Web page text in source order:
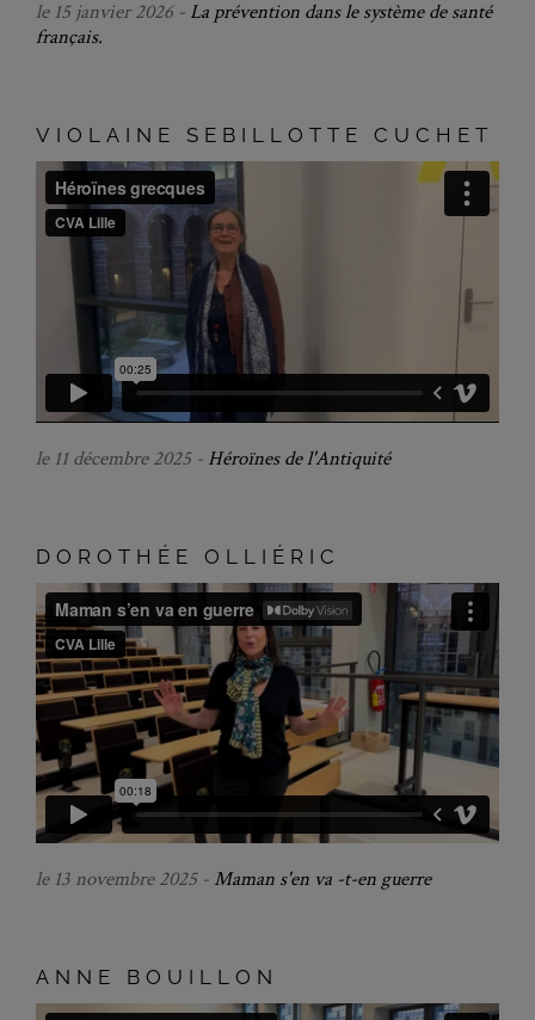
le 15 janvier 2026 - La prévention dans le système de santé
français.
VIOLAINE SEBILLOTTE CUCHET
le 11 décembre 2025 - Héroïnes de l'Antiquité
DOROTHÉE OLLIÉRIC
le 13 novembre 2025 -Maman s'en va -t-en guerre
ANNE BOUILLON